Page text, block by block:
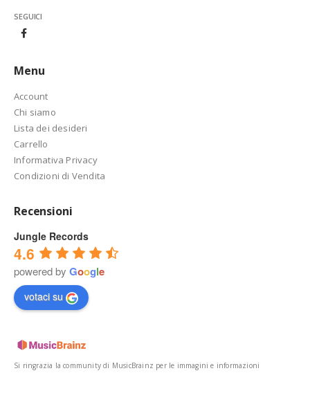
SEGUICI
Menu
Account
Chi siamo
Lista dei desideri
Carrello
Informativa Privacy
Condizioni di Vendita
Recensioni
Jungle Records
4.6
powered by Google
votaci su
Si ringrazia la community di MusicBrainz per le immagini e informazioni